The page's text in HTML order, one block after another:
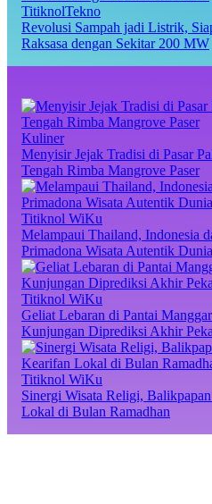
TitiknolTekno
Revolusi Sampah jadi Listrik,
Raksasa dengan Sekitar 200 MW
Kuliner
Menyisir Jejak Tradisi di Pasar
Tengah Rimba Mangrove Paser
Titiknol WiKu
Melampaui Thailand, Indonesia
Primadona Wisata Autentik Dunia
Titiknol WiKu
Geliat Lebaran di Pantai
Kunjungan Diprediksi Akhir
Titiknol WiKu
Sinergi Wisata Religi,
Lokal di Bulan Ramadhan